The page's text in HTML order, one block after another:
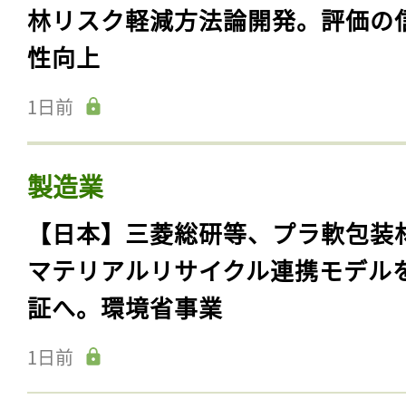
林リスク軽減方法論開発。評価の
性向上
1日前
製造業
【日本】三菱総研等、プラ軟包装
マテリアルリサイクル連携モデル
証へ。環境省事業
1日前